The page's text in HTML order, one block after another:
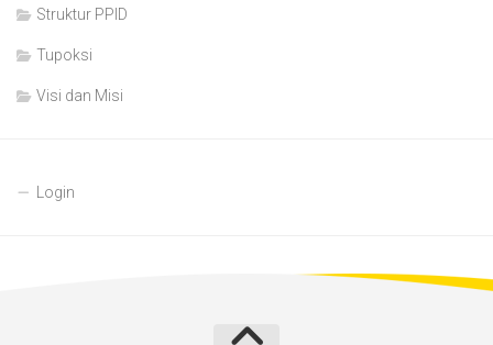
Struktur PPID
Tupoksi
Visi dan Misi
Login